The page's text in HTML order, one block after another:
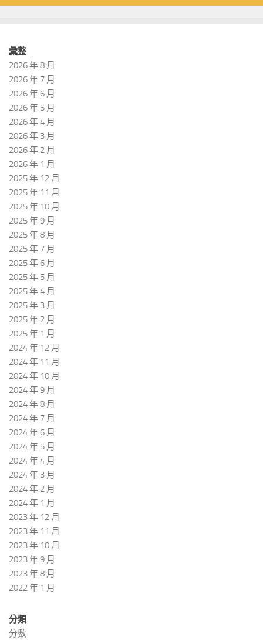
彙整
2026 年 8 月
2026 年 7 月
2026 年 6 月
2026 年 5 月
2026 年 4 月
2026 年 3 月
2026 年 2 月
2026 年 1 月
2025 年 12 月
2025 年 11 月
2025 年 10 月
2025 年 9 月
2025 年 8 月
2025 年 7 月
2025 年 6 月
2025 年 5 月
2025 年 4 月
2025 年 3 月
2025 年 2 月
2025 年 1 月
2024 年 12 月
2024 年 11 月
2024 年 10 月
2024 年 9 月
2024 年 8 月
2024 年 7 月
2024 年 6 月
2024 年 5 月
2024 年 4 月
2024 年 3 月
2024 年 2 月
2024 年 1 月
2023 年 12 月
2023 年 11 月
2023 年 10 月
2023 年 9 月
2023 年 8 月
2022 年 1 月
分類
分數